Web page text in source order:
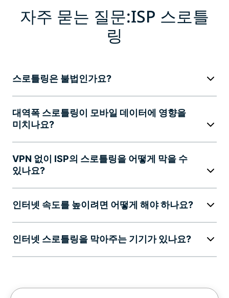
자주 묻는 질문:ISP 스로틀
링
스로틀링은 불법인가요?
대역폭 스로틀링이 모바일 데이터에 영향을
미치나요?
VPN 없이 ISP의 스로틀링을 어떻게 막을 수
있나요?
인터넷 속도를 높이려면 어떻게 해야 하나요?
인터넷 스로틀링을 막아주는 기기가 있나요?